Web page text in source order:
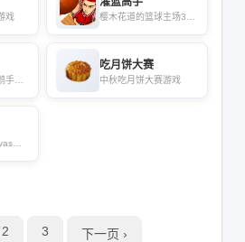
戏
樱木花道的篮球主场30
手机
吃月饼大赛
中秋吃月饼大赛游戏
和A
2 3 下一页 ›